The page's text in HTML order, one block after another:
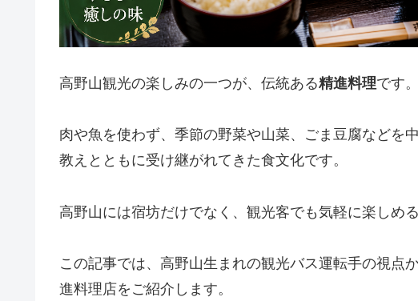
高野山観光の楽しみの一つが、伝統ある精進料理です。
肉や魚を使わず、季節の野菜や山菜、ごま豆腐などを
教えとともに受け継がれてきた食文化です。
高野山には宿坊だけでなく、観光客でも気軽に楽しめ
この記事では、高野山生まれの観光バス運転手の視点
進料理店をご紹介します。